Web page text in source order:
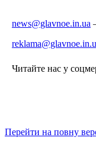
news@glavnoe.in.ua
Читайте нас у
Перейти на повну